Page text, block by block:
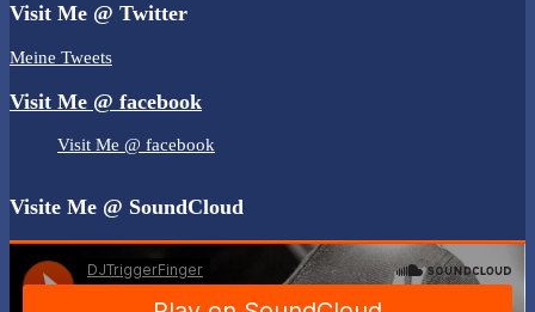
Visit Me @ Twitter
Meine Tweets
Visit Me @ facebook
Visit Me @ facebook
Visite Me @ SoundCloud